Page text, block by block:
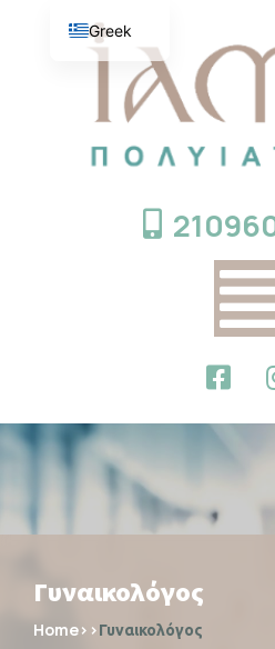
Γυναικολόγος
Home>>Γυναικολόγος
Greek
English